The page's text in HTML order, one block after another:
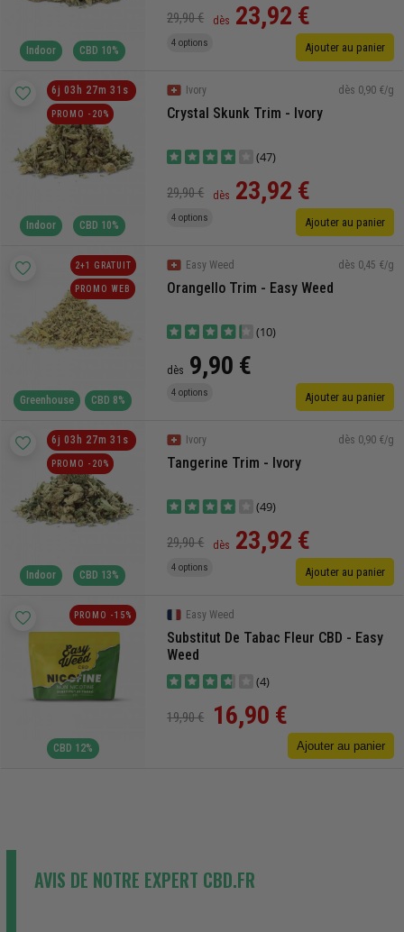
Indoor CBD 10%
29,90 € dès 23,92 €
4 options Ajouter au panier
6j 03 h 27m 30 s
PROMO -20%
Indoor CBD 10%
Ivory dès 0,90 €/g
Crystal Skunk Trim - Ivory
(47)
29,90 € dès 23,92 €
4 options Ajouter au panier
2+1 GRATUIT
PROMO WEB
Greenhouse CBD 8%
Easy Weed dès 0,45 €/g
Orangello Trim - Easy Weed
(10)
dès 9,90 €
4 options Ajouter au panier
6j 03 h 27m 30 s
PROMO -20%
Indoor CBD 13%
Ivory dès 0,90 €/g
Tangerine Trim - Ivory
(49)
29,90 € dès 23,92 €
4 options Ajouter au panier
PROMO -15%
CBD 12%
Easy Weed
Substitut De Tabac Fleur CBD - Easy
Weed
(4)
19,90 € 16,90 €
Ajouter au panier
AVIS DE NOTRE EXPERT CBD.FR